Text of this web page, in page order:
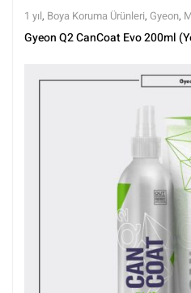
1 yıl, Boya Koruma Ürünleri, Gyeon,
Seramikler ,Seramik Boya Koruma ,
Gyeon Q2 CanCoat Evo 200ml